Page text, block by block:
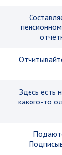
Здесь есть
какого-то